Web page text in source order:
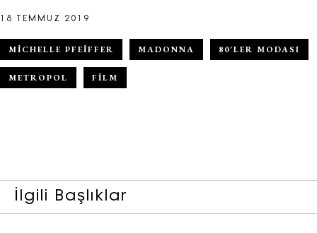
18 TEMMUZ 2019
MICHELLE PFEIFFER MADONNA 80'LER MODASI
METROPOL FILM
İlgili Başlıklar